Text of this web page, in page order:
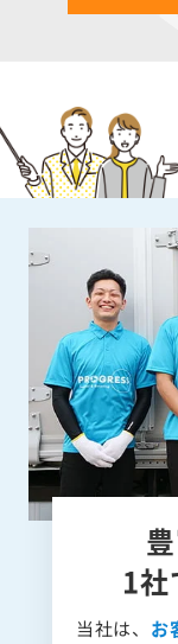
1
当社は、 お